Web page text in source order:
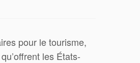
pour le tourisme,
les États-